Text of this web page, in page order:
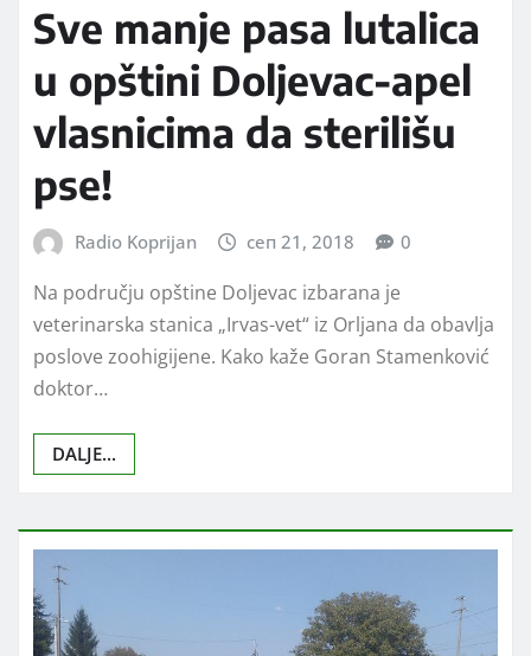
Sve manje pasa lutalica
u opštini Doljevac-apel
vlasnicima da sterilišu
pse!
Radio Koprijan сеп 21, 2018 0
Na području opštine Doljevac izbarana je
veterinarska stanica „Irvas-vet“ iz Orljana da obavlja
poslove zoohigijene. Kako kaže Goran Stamenković
doktor…
DALJE...